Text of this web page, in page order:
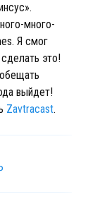
много-
Я смог
это!
выйдет!
Zavtracast.